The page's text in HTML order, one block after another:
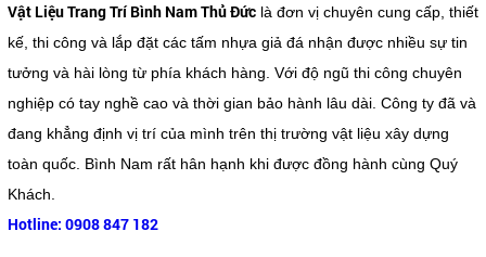
Vật Liệu Trang Trí Bình Nam Thủ Đứclà đơn vị chuyên cung cấp, thiết
kế, thi công và lắp đặt các tấm nhựa giả đá nhận được nhiều sự tin
tưởng và hài lòng từ phía khách hàng. Với độ ngũ thi công chuyên
nghiệp có tay nghề cao và thời gian bảo hành lâu dài. Công ty đã và
đang khẳng định vị trí của mình trên thị trường vật liệu xây dựng
toàn quốc. Bình Nam rất hân hạnh khi được đồng hành cùng Quý
Khách.
Hotline: 0908 847 182